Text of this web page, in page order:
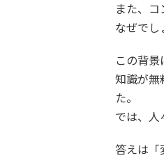
また、
なぜでし
この背
知識が無
た。
では、人
答えは